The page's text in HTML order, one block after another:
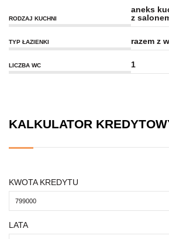
RODZAJ KUCHNI
aneks
z
TYP ŁAZIENKI razem z
LICZBA WC 1
KALKULATOR
KWOTA KREDYTU
LATA